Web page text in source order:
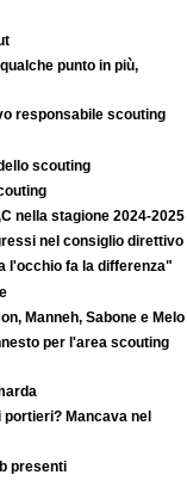
punto in più,
responsabile scouting
scouting
nella stagione 2024-2025
nel consiglio direttivo
l'occhio fa la differenza"
Manneh, Sabone e Melo
per l'area scouting
Mancava nel
presenti